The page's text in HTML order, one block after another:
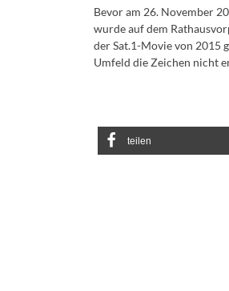
Bevor am 26. November
wurde auf dem
der Sat.1-Movie von 2015
Umfeld die Zeichen nicht
teilen